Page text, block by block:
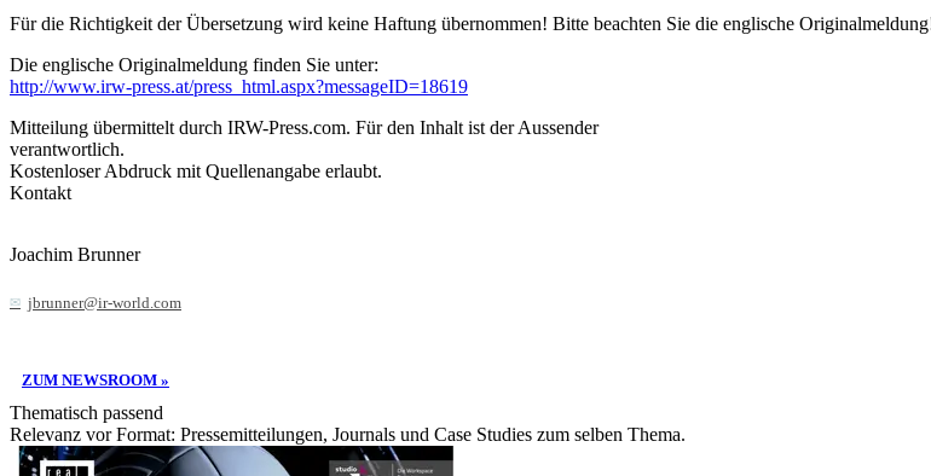
Für die Richtigkeit der Übersetzung wird keine Haftung übernommen! Bitte beachten Sie die englische
Die englische Originalmeldung finden Sie unter:
http://www.irw-press.at/press_html.aspx?messageID=18619
Mitteilung übermittelt durch IRW-Press.com. Für den Inhalt ist der Aussender
verantwortlich.
Kostenloser Abdruck mit Quellenangabe erlaubt.
Kontakt
Joachim Brunner
jbrunner@ir-world.com
ZUM NEWSROOM »
Thematisch passend
Relevanz vor Format: Pressemitteilungen, Journals und Case Studies zum selben Thema.